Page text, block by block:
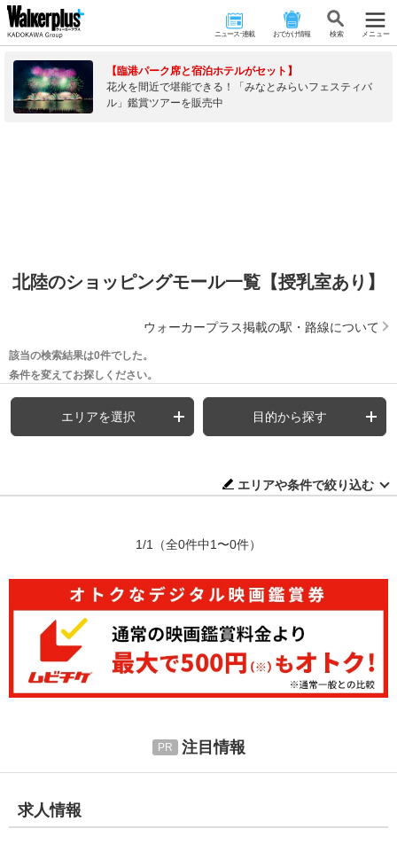
ニュース･連載 おでかけ情報 検 索 メニュー
【臨港パーク席と宿泊ホテルがセット】
花火を間近で堪能できる！「みなとみらいフェスティバ
ル」鑑賞ツアーを販売中
北陸のショッピングモール一覧【授乳室あり】
ウォーカープラス掲載の駅・路線について
該当の検索結果は0件でした。
条件を変えてお探しください。
エリアを選択 目的から探す
エリアや条件で絞り込む
1/1 （全0件中1〜0件）
注目情報
求人情報